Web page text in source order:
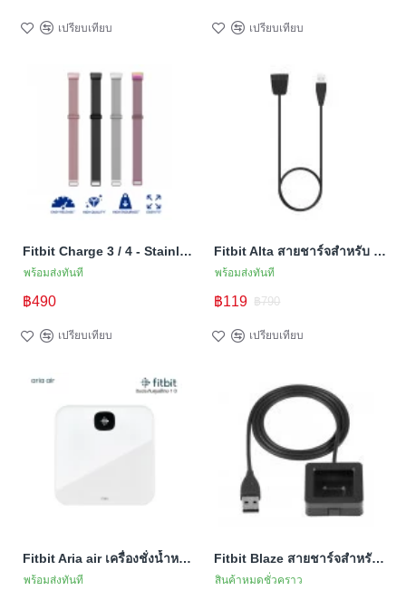
เปรียบเทียบ เปรียบเทียบ
Fitbit Charge 3 / 4 - Stainless Band (S/M) (TSM Band) สายสแตนเลส (Premium)
พร้อมส่งทันที
฿490
เปรียบเทียบ
Fitbit Alta สายชาร์จสำหรับ Alta พร้อมปุ่ม Reset (สายชาร์จ Premium คุณภาพสูง)
พร้อมส่งทันที
฿119 ฿790
เปรียบเทียบ
Fitbit Aria air เครื่องชั่งน้ำหนักอัจฉริยะ Smart Scales
พร้อมส่งทันที
Fitbit Blaze สายชาร์จสำหรับ Blaze (สายชาร์จ Premium คุณภาพสูง)
สินค้าหมดชั่วคราว